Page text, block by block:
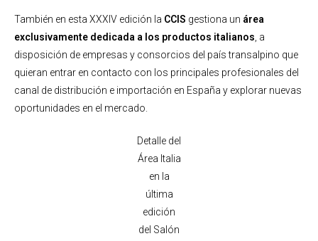
También en esta XXXIV edición la CCIS gestiona un área
exclusivamente dedicada a los productos italianos , a
disposición de empresas y consorcios del país transalpino que
quieran entrar en contacto con los principales profesionales del
canal de distribución e importación en España y explorar nuevas
oportunidades en el mercado.
Detalle del
Área Italia
en la
última
edición
del Salón